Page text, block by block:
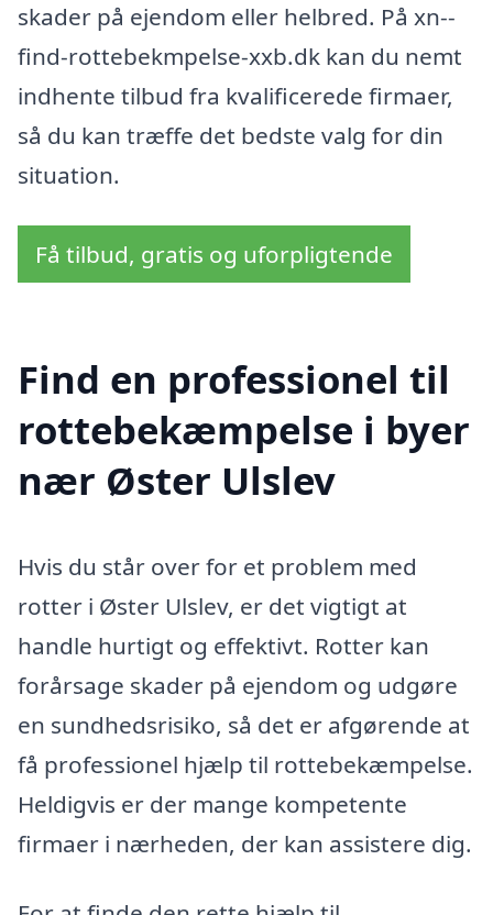
skader på ejendom eller helbred. På xn--
find-rottebekmpelse-xxb.dk kan du nemt
indhente tilbud fra kvalificerede firmaer,
så du kan træffe det bedste valg for din
situation.
Få tilbud, gratis og uforpligtende
Find en professionel til
rottebekæmpelse i byer
nær Øster Ulslev
Hvis du står over for et problem med
rotter i Øster Ulslev, er det vigtigt at
handle hurtigt og effektivt. Rotter kan
forårsage skader på ejendom og udgøre
en sundhedsrisiko, så det er afgørende at
få professionel hjælp til rottebekæmpelse.
Heldigvis er der mange kompetente
firmaer i nærheden, der kan assistere dig.